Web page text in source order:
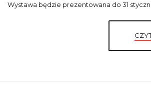
Wystawa będzie prezentowana do 31